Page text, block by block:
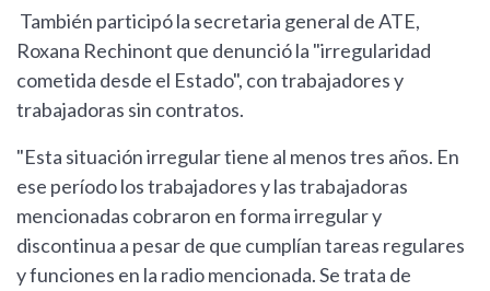
También participó la secretaria general de ATE,
Roxana Rechinont que denunció la "irregularidad
cometida desde el Estado", con trabajadores y
trabajadoras sin contratos.
"Esta situación irregular tiene al menos tres años. En
ese período los trabajadores y las trabajadoras
mencionadas cobraron en forma irregular y
discontinua a pesar de que cumplían tareas regulares
y funciones en la radio mencionada. Se trata de